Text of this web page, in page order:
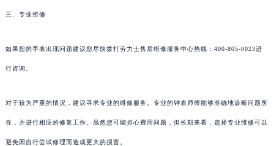
三、专业维修
如果您的手表出现问题建议您尽快拨打劳力士售后维修服务中心热线：400-805-0023进
行咨询。
对于较为严重的情况，建议寻求专业的维修服务。专业的钟表师傅能够准确地诊断问题所
在，并进行相应的修复工作。虽然您可能担心费用问题，但长期来看，选择专业维修可以
避免因自行尝试修理而造成更大的损害。